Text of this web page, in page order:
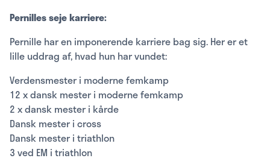
Pernilles seje karriere:
Pernille har en imponerende karriere bag sig. Her er et
lille uddrag af, hvad hun har vundet:
Verdensmester i moderne femkamp
12 x dansk mester i moderne femkamp
2 x dansk mester i kårde
Dansk mester i cross
Dansk mester i triathlon
3 ved EM i triathlon